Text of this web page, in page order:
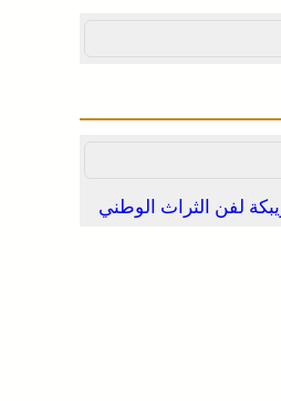
لفن الثراث الوطني